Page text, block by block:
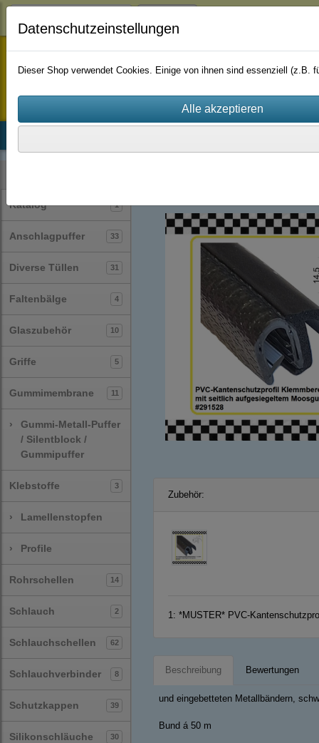
staufenbiel-berlin
Katalog 1
Anschlagpuffer 33
Diverse Tüllen 31
Faltenbälge 4
Glaszubehör 10
Griffe 5
Gummimembrane 11
›
Gummi-Metall-Puffer
/ Silentblock /
Gummipuffer
Klebstoffe 3
› Lamellenstopfen
› Profile
Rohrschellen 14
Schlauch 2
Schlauchschellen 62
Schlauchverbinder 8
Schutzkappen 39
Silikonschläuche 30
Zubehör:
1: *MUSTER* PVC-
Beschreibung Bewertungen
und eingebetteten Metallbändern,
Bund á 50 m
Datenschutzeinstellungen
Dieser Shop verwendet Cookies. Einige von ihnen sind essenziell (z.B.